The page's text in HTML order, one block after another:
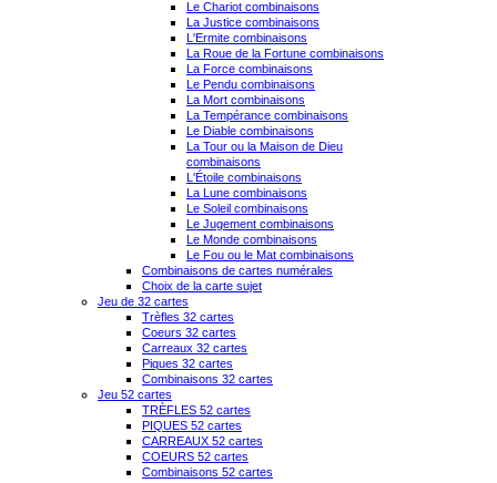
Le Chariot combinaisons
La Justice combinaisons
L'Ermite combinaisons
La Roue de la Fortune combinaisons
La Force combinaisons
Le Pendu combinaisons
La Mort combinaisons
La Tempérance combinaisons
Le Diable combinaisons
La Tour ou la Maison de Dieu
combinaisons
L'Étoile combinaisons
La Lune combinaisons
Le Soleil combinaisons
Le Jugement combinaisons
Le Monde combinaisons
Le Fou ou le Mat combinaisons
Combinaisons de cartes numérales
Choix de la carte sujet
Jeu de 32 cartes
Trèfles 32 cartes
Coeurs 32 cartes
Carreaux 32 cartes
Piques 32 cartes
Combinaisons 32 cartes
Jeu 52 cartes
TRÈFLES 52 cartes
PIQUES 52 cartes
CARREAUX 52 cartes
COEURS 52 cartes
Combinaisons 52 cartes